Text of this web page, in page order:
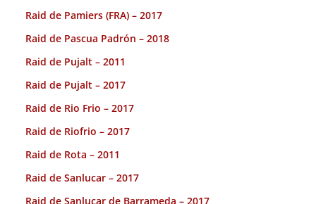
Raid de Pamiers (FRA) – 2017
Raid de Pascua Padrón – 2018
Raid de Pujalt – 2011
Raid de Pujalt – 2017
Raid de Rio Frio – 2017
Raid de Riofrio – 2017
Raid de Rota – 2011
Raid de Sanlucar – 2017
Raid de Sanlucar de Barrameda – 2017